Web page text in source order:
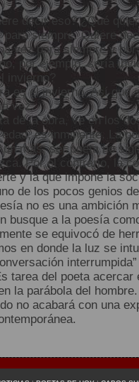
decir eso? ¿Qué
siempre. Quiere
vez para siempre y
por ejemplo, sería
invierno?
es el invierno. Así que
vez.
de la obra, ve en los
es inminente. La
más, ser poeta no
Por el contrario, la
y la que impone la
de los pocos genios
no es una ambición
busque a la poesía
se equivocó de
en donde la luz se
tarea del poeta acercar
la parábola del
no acabará con una